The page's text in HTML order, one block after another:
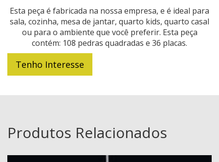
Esta peça é fabricada na nossa empresa, e é ideal para
sala, cozinha, mesa de jantar, quarto kids, quarto casal
ou para o ambiente que você preferir. Esta peça
contém: 108 pedras quadradas e 36 placas.
Tenho Interesse
Produtos Relacionados